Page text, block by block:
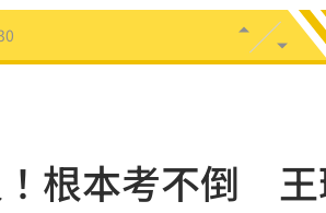
根本考不倒